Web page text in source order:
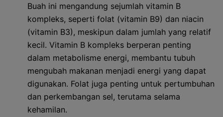
Buah ini mengandung sejumlah vitamin B
kompleks, seperti folat (vitamin B9) dan niacin
(vitamin B3), meskipun dalam jumlah yang relatif
kecil. Vitamin B kompleks berperan penting
dalam metabolisme energi, membantu tubuh
mengubah makanan menjadi energi yang dapat
digunakan. Folat juga penting untuk pertumbuhan
dan perkembangan sel, terutama selama
kehamilan.